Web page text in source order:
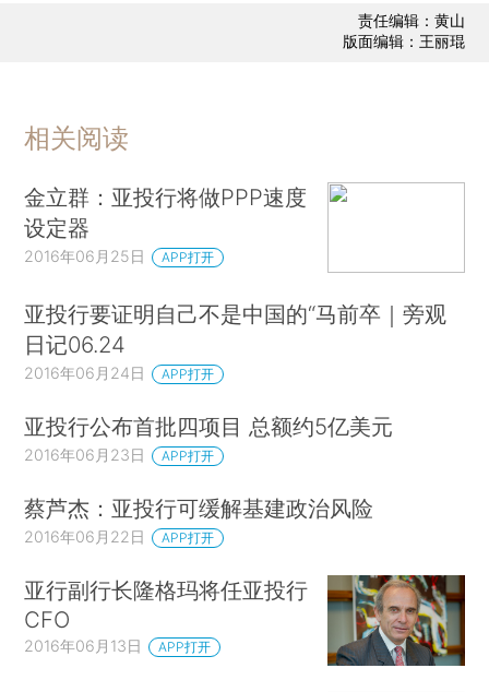
责任编辑：黄山
版面编辑：王丽琨
相关阅读
金立群：亚投行将做PPP速度
设定器
2016年06月25日 APP打开
亚投行要证明自己不是中国的“马前卒｜旁观
日记06.24
2016年06月24日 APP打开
亚投行公布首批四项目 总额约5亿美元
2016年06月23日 APP打开
蔡芦杰：亚投行可缓解基建政治风险
2016年06月22日 APP打开
亚行副行长隆格玛将任亚投行
CFO
2016年06月13日 APP打开